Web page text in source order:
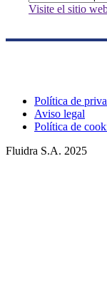
Visite el sitio
Política de
Aviso legal
Política de
Fluidra S.A. 2025